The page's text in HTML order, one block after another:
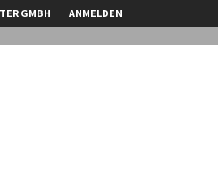
GMBH ANMELDEN